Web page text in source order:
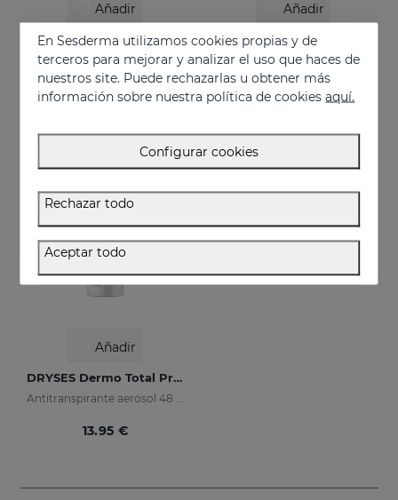
Añadir
DRYSES HOMBRE Desodorante Antitranspirante
Alta eficacia previniendo la sudoración y el mal olor
11.95 €
Añadir
11.95 €
Añadir
DRYSES Dermo Total Protection
Antitranspirante aerosol 48 horas de protección.
13.95 €
En Sesderma utilizamos cookies propias y de
terceros para mejorar y analizar el uso que haces de
nuestros site. Puede rechazarlas u obtener más
información sobre nuestra política de cookiesaquí.
Configurar cookies
Rechazar todo
Aceptar todo